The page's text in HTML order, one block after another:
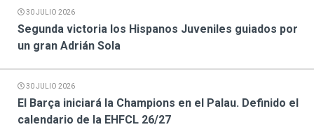
30 JULIO 2026
Segunda victoria los Hispanos Juveniles guiados por
un gran Adrián Sola
30 JULIO 2026
El Barça iniciará la Champions en el Palau. Definido el
calendario de la EHFCL 26/27